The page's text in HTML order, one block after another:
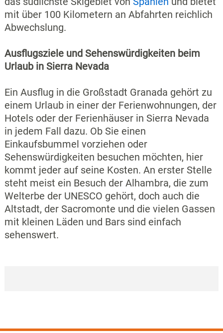
mit über 100 Kilometern an Abfahrten reichlich
Abwechslung.
Ausflugsziele und Sehenswürdigkeiten beim
Urlaub in Sierra Nevada
Ein Ausflug in die Großstadt Granada gehört zu
einem Urlaub in einer der Ferienwohnungen, der
Hotels oder der Ferienhäuser in Sierra Nevada
in jedem Fall dazu. Ob Sie einen
Einkaufsbummel vorziehen oder
Sehenswürdigkeiten besuchen möchten, hier
kommt jeder auf seine Kosten. An erster Stelle
steht meist ein Besuch der Alhambra, die zum
Welterbe der UNESCO gehört, doch auch die
Altstadt, der Sacromonte und die vielen Gassen
mit kleinen Läden und Bars sind einfach
sehenswert.